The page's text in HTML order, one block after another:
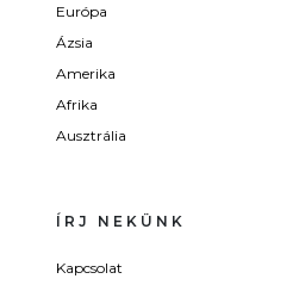
Európa
Ázsia
Amerika
Afrika
Ausztrália
ÍRJ NEKÜNK
Kapcsolat